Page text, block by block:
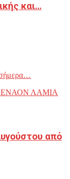
και…
ΕΝΑΟΝ ΛΑΜΙΑ
από